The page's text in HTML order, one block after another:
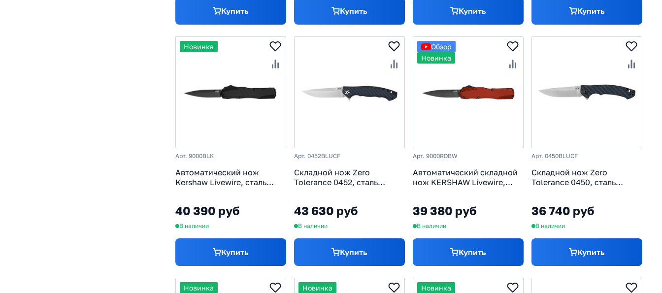
Купить Купить Купить Купить
Новинка
Арт. 9000BLK
Автоматический нож
Kershaw Livewire, сталь
40 390 руб
В наличии
Купить
Арт. 0452BLUCF
Складной нож Zero
Tolerance 0452, сталь
карбон
43 630 руб
В наличии
Купить
Обзор
Новинка
Арт. 9000RDBW
Автоматический складной
нож KERSHAW Livewire,
39 380 руб
В наличии
Купить
Арт. 0450BLUCF
Складной нож Zero
Tolerance 0450, сталь
36 740 руб
В наличии
Купить
Новинка Новинка Новинка